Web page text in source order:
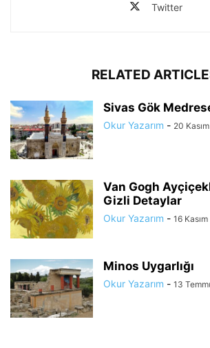
Twitter
RELATED
Sivas Gök
Okur Yazarım - 20
Van Gogh
Gizli Detaylar
Okur Yazarım - 16
Minos Uygarlığı
Okur Yazarım - 13